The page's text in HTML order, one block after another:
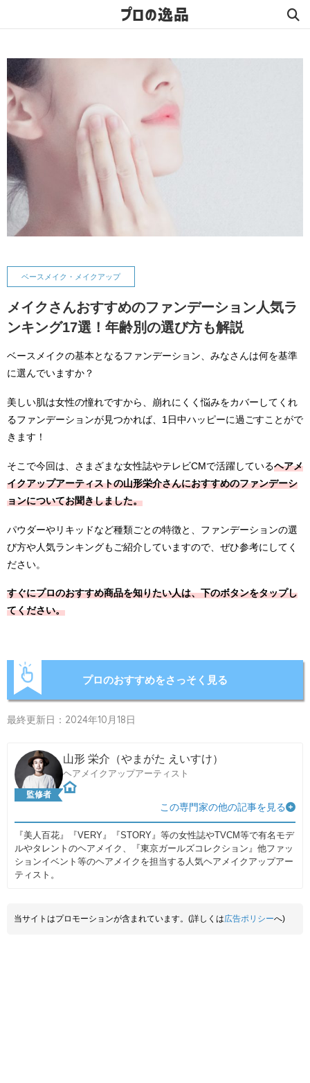
プロの逸品
ベースメイク・メイクアップ
メイクさんおすすめのファンデーション人気ラ
ンキング17選！年齢別の選び方も解説
ベースメイクの基本となるファンデーション、みなさんは何を基準
に選んでいますか？
美しい肌は女性の憧れですから、崩れにくく悩みをカバーしてくれ
るファンデーションが見つかれば、1日中ハッピーに過ごすことがで
きます！
そこで今回は、さまざまな女性誌やテレビCMで活躍しているヘアメ
イクアップアーティストの山形栄介さんにおすすめのファンデーシ
ョンについてお聞きしました。
パウダーやリキッドなど種類ごとの特徴と、ファンデーションの選
び方や人気ランキングもご紹介していますので、ぜひ参考にしてく
ださい。
すぐにプロのおすすめ商品を知りたい人は、下のボタンをタップし
てください。
プロのおすすめをさっそく見る
最終更新日：2024年10月18日
監修者
山形 栄介（やまがた えいすけ）
ヘアメイクアップアーティスト
この専門家の他の記事を見る
『美人百花』『VERY』『STORY』等の女性誌やTVCM等で有名モデ
ルやタレントのヘアメイク、『東京ガールズコレクション』他ファッ
ションイベント等のヘアメイクを担当する人気ヘアメイクアップアー
ティスト。
当サイトはプロモーションが含まれています。(詳しくは広告ポリシーへ)